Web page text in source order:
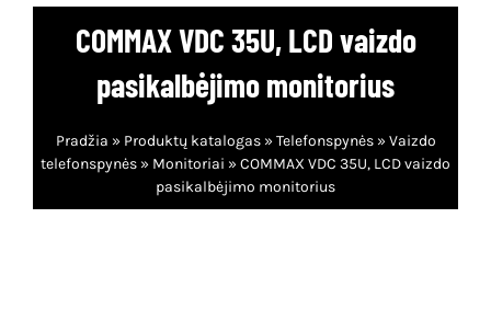
Produktų katalogas
Apsaugos sistemos
Priešgaisrinės sistemos
Dujų nuotėkio, smalkių detekcija
Apie mus
Paslaugos
Karjera
COMMAX VDC 35U, LCD vaizdo
pasikalbėjimo monitorius
Pradžia » Produktų katalogas» Telefonspynės» Vaizdo
telefonspynės » Monitoriai » COMMAX VDC 35U, LCD vaizdo
pasikalbėjimo monitorius